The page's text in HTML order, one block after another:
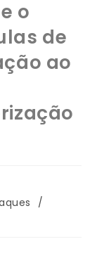
o
de
ao
/